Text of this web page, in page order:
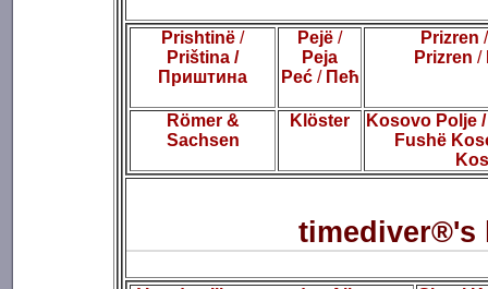
Prishtinë /
Priština /
Приштина
Pejë /
Peja
Peć / Пећ
Prizren /
Prizren /
Römer &
Sachsen
Klöster Kosovo Polje /
Fushë
timediver®'s